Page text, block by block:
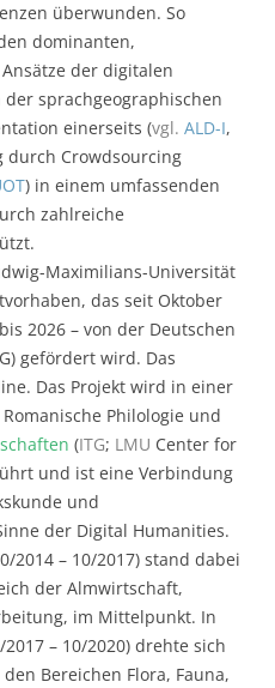
überwunden. So
dominanten,
der digitalen
sprachgeographischen
einerseits (vgl. ALD-I,
durch Crowdsourcing
) in einem umfassenden
zahlreiche
Maximilians-Universität
das seit Oktober
2026 – von der Deutschen
gefördert wird. Das
Das Projekt wird in einer
Philologie und
(ITG; LMU Center for
und ist eine Verbindung
und
der Digital Humanities.
2014 – 10/2017) stand dabei
der Almwirtschaft,
im Mittelpunkt. In
– 10/2020) drehte sich
Bereichen Flora, Fauna,